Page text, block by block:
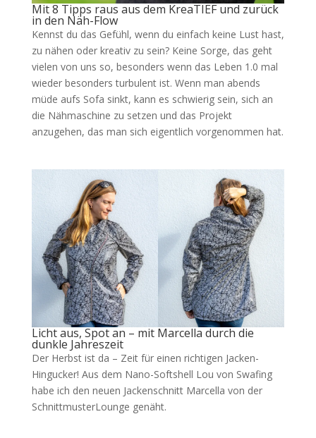
Mit 8 Tipps raus aus dem KreaTIEF und zurück
in den Näh-Flow
Kennst du das Gefühl, wenn du einfach keine Lust hast,
zu nähen oder kreativ zu sein? Keine Sorge, das geht
vielen von uns so, besonders wenn das Leben 1.0 mal
wieder besonders turbulent ist. Wenn man abends
müde aufs Sofa sinkt, kann es schwierig sein, sich an
die Nähmaschine zu setzen und das Projekt
anzugehen, das man sich eigentlich vorgenommen hat.
Licht aus, Spot an – mit Marcella durch die
dunkle Jahreszeit
Der Herbst ist da – Zeit für einen richtigen Jacken-
Hingucker! Aus dem Nano-Softshell Lou von Swafing
habe ich den neuen Jackenschnitt Marcella von der
SchnittmusterLounge genäht.